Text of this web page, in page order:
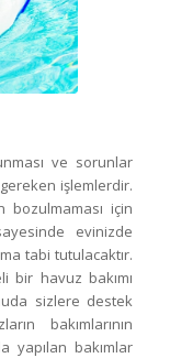
ve sorunlar
işlemlerdir.
bozulmaması için
evinizde
tabi tutulacaktır.
bir havuz bakımı
sizlere destek
bakımlarının
yapılan bakımlar